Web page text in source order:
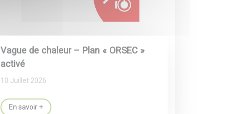
Vague de chaleur – Plan « ORSEC »
activé
10 Juillet 2026
En savoir +